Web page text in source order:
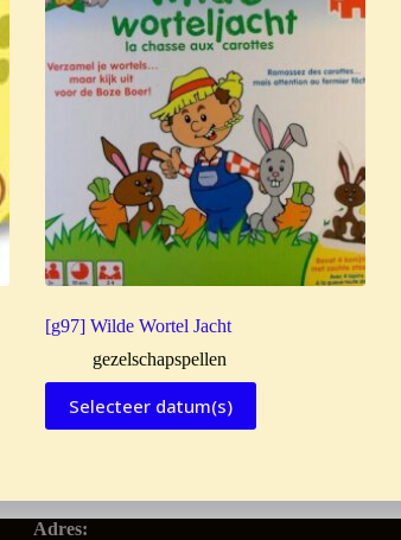
[g97] Wilde Wortel Jacht
gezelschapspellen
Selecteer datum(s)
Adres: